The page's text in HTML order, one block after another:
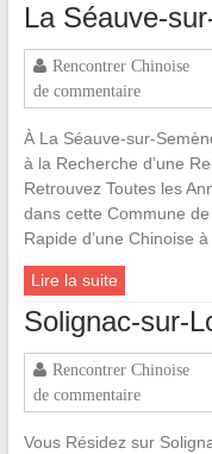
La Séauve-
Rencontrer Chinoise
de commentaire
À La Séauve-sur-
à la Recherche d’une
Retrouvez Toutes les
dans cette Commune
Rapide d’une Chinoise à
Lire la suite
Solignac-sur-
Rencontrer Chinoise
de commentaire
Vous Résidez sur